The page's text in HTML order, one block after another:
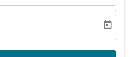
label
today